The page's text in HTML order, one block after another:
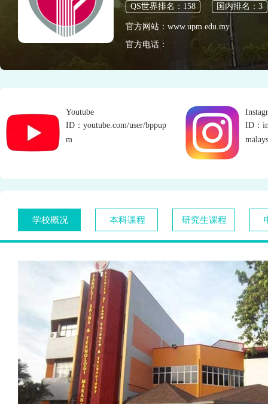
QS世界排名：158 国内排名：3
官方网站：www.upm.edu.my
官方电话：
Youtube
ID：youtube.com/user/bppup
m
ID：
学校概况 本科课程 研究生课程